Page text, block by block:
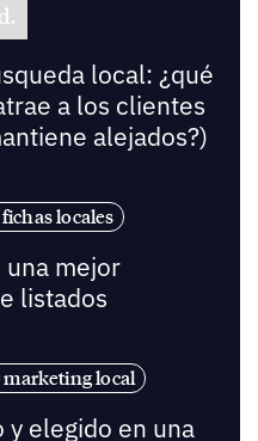
local: ¿qué
a los clientes
alejados?)
locales
una mejor
listados
marketing local
y elegido en una